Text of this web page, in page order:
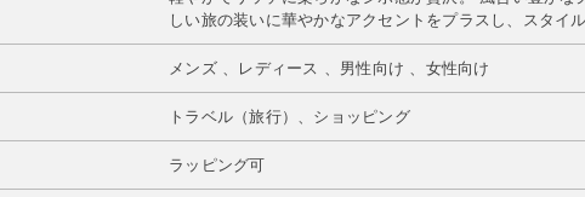
しい旅の装いに華やかなアクセントをプラスし、スタイ
メンズ 、レディース 、男性向け 、女性向け
トラベル（旅行）、ショッピング
ラッピング可